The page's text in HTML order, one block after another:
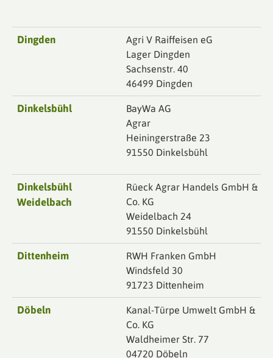
Dingden
Agri V Raiffeisen eG
Lager Dingden
Sachsenstr. 40
46499 Dingden
Dinkelsbühl
BayWa AG
Agrar
Heiningerstraße 23
91550 Dinkelsbühl
Dinkelsbühl
Weidelbach
Rüeck Agrar Handels GmbH &
Co. KG
Weidelbach 24
91550 Dinkelsbühl
Dittenheim
RWH Franken GmbH
Windsfeld 30
91723 Dittenheim
Döbeln
Kanal-Türpe Umwelt GmbH &
Co. KG
Waldheimer Str. 77
04720 Döbeln